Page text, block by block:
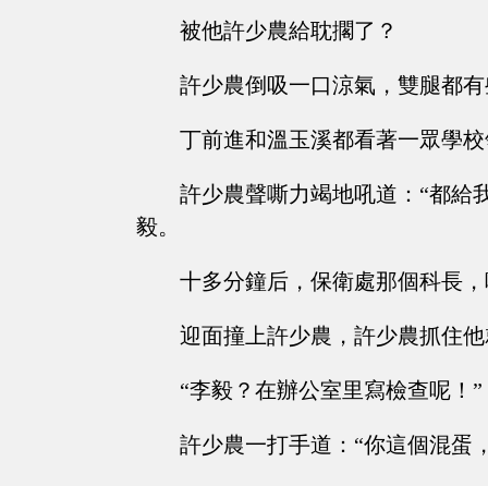
被他許少農給耽擱了？
許少農倒吸一口涼氣，雙腿都
丁前進和溫玉溪都看著一眾學
許少農聲嘶力竭地吼道：“都給
毅。
十多分鐘后，保衛處那個科長
迎面撞上許少農，許少農抓住
“李毅？在辦公室里寫檢查呢！”
許少農一打手道：“你這個混蛋